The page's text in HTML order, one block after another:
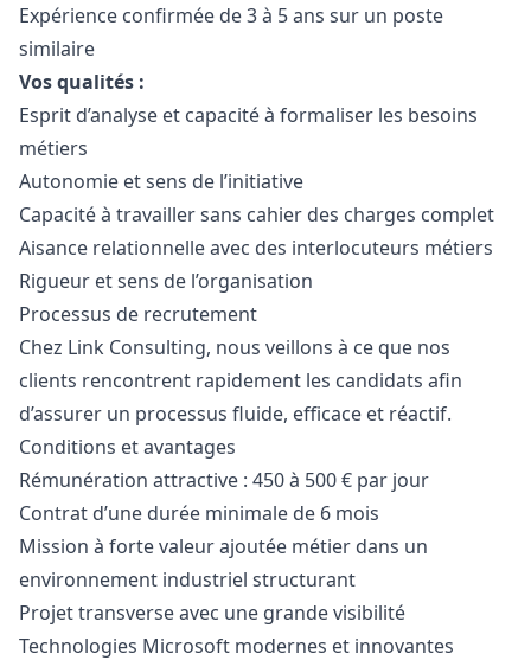
Expérience confirmée de 3 à 5 ans sur un poste
similaire
Vos qualités :
Esprit d’analyse et capacité à formaliser les besoins
métiers
Autonomie et sens de l’initiative
Capacité à travailler sans cahier des charges complet
Aisance relationnelle avec des interlocuteurs métiers
Rigueur et sens de l’organisation
Processus de recrutement
Chez Link Consulting, nous veillons à ce que nos
clients rencontrent rapidement les candidats afin
d’assurer un processus fluide, efficace et réactif.
Conditions et avantages
Rémunération attractive : 450 à 500 € par jour
Contrat d’une durée minimale de 6 mois
Mission à forte valeur ajoutée métier dans un
environnement industriel structurant
Projet transverse avec une grande visibilité
Technologies Microsoft modernes et innovantes